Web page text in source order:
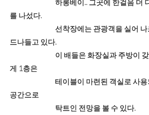
하롱베이.. 그곳에 한걸음 더 다
를 나섰다.
선착장에는 관광객을 실어 나르
드나들고 있다.
이 배들은 화장실과 주방이 갖추
게 1층은
테이블이 마련된 객실로 사용되
공간으로
탁트인 전망을 볼 수 있다.